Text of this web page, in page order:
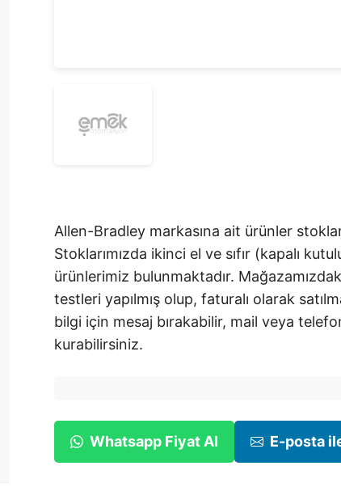
Allen-Bradley markasına ait ürünler
Stoklarımızda ikinci el ve sıfır (kapalı
ürünlerimiz bulunmaktadır.​
testleri yapılmış olup, faturalı olarak
bilgi için mesaj bırakabilir, mail veya
kurabilirsiniz.
Whatsapp Fiyat Al E-posta